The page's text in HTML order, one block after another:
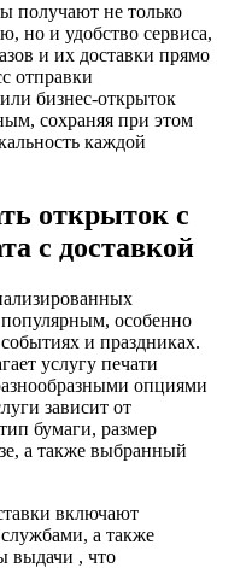
получают не только
но и удобство сервиса,
и их доставки прямо
отправки
бизнес-открыток
сохраняя при этом
каждой
открыток с
с доставкой
популярным, особенно
и праздниках.
услугу печати
опциями
зависит от
бумаги, размер
а также выбранный
включают
а также
выдачи , что